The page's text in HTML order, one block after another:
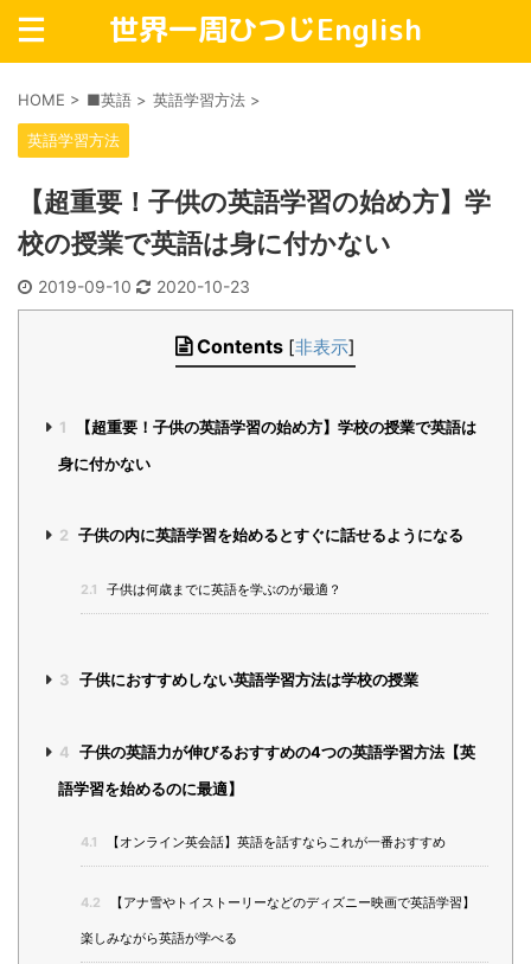
世界一周ひつじEnglish
HOME > ■英語 > 英語学習方法 >
英語学習方法
【超重要！子供の英語学習の始め方】学
校の授業で英語は身に付かない
2019-09-10 2020-10-23
Contents [非表示]
1
【超重要！子供の英語学習の始め方】学校の授業で英語は
身に付かない
2 子供の内に英語学習を始めるとすぐに話せるようになる
2.1 子供は何歳までに英語を学ぶのが最適？
3 子供におすすめしない英語学習方法は学校の授業
4 子供の英語力が伸びるおすすめの4つの英語学習方法【英
語学習を始めるのに最適】
4.1 【オンライン英会話】英語を話すならこれが一番おすすめ
4.2 【アナ雪やトイストーリーなどのディズニー映画で英語学習】
楽しみながら英語が学べる